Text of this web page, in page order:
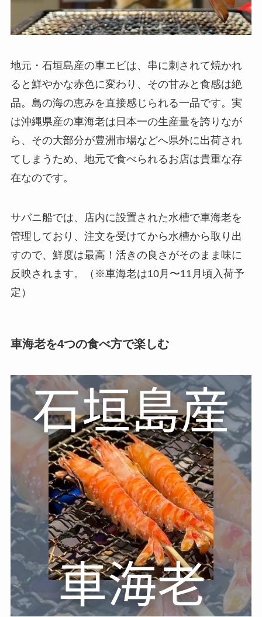
地元・石垣島産の車エビは、串に刺されて焼かれ
ると鮮やかな赤色に変わり、その甘みと食感は絶
品。島の海の恵みを直接感じられる一品です。実
は沖縄県産の車海老は日本一の生産量を誇りなが
ら、その大部分が豊洲市場などへ県外に出荷され
てしまうため、地元で食べられるお店は貴重な存
在なのです。
サバニ船では、店内に設置された水槽で車海老を
管理しており、注文を受けてから水槽から取り出
すので、鮮度は最高！活きの良さがそのまま味に
反映されます。（※車海老は10月〜11月頃入荷予
定）
車海老を4つの食べ方で楽しむ